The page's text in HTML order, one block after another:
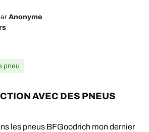
Anonyme
pneu
AVEC DES PNEUS
les pneus BFGoodrich mon dernier